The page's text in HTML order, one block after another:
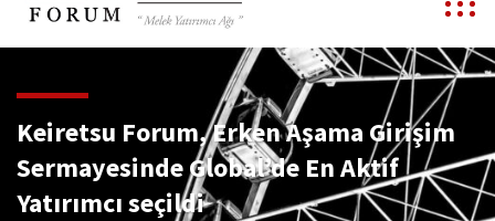
Keiretsu Forum, Erken Aşama Girişim
Sermayesinde Global’de En Aktif
Yatırımcı seçildi